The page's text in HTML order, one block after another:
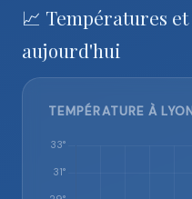
📈 Températures
aujourd'hui
TEMPÉRATURE À